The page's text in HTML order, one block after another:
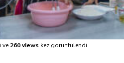
ve 260 views kez görüntülendi.